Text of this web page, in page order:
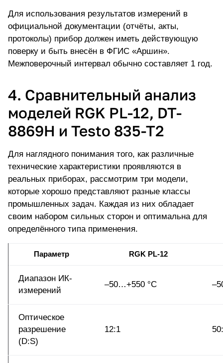
Для использования результатов измерений в
официальной документации (отчёты, акты,
протоколы) прибор должен иметь действующую
поверку и быть внесён в ФГИС «Аршин».
Межповерочный интервал обычно составляет 1 год.
4. Сравнительный анализ
моделей RGK PL-12, DT-
8869H и Testo 835-T2
Для наглядного понимания того, как различные
технические характеристики проявляются в
реальных приборах, рассмотрим три модели,
которые хорошо представляют разные классы
промышленных задач. Каждая из них обладает
своим набором сильных сторон и оптимальна для
определённого типа применения.
Параметр RGK PL-12
Диапазон ИК-
измерений
–50…+550 °C
Оптическое
разрешение
(D:S)
12:1